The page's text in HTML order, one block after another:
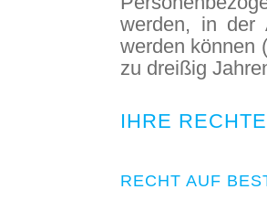
werden, in der
werden können
zu dreißig
IHRE
RECHT AUF